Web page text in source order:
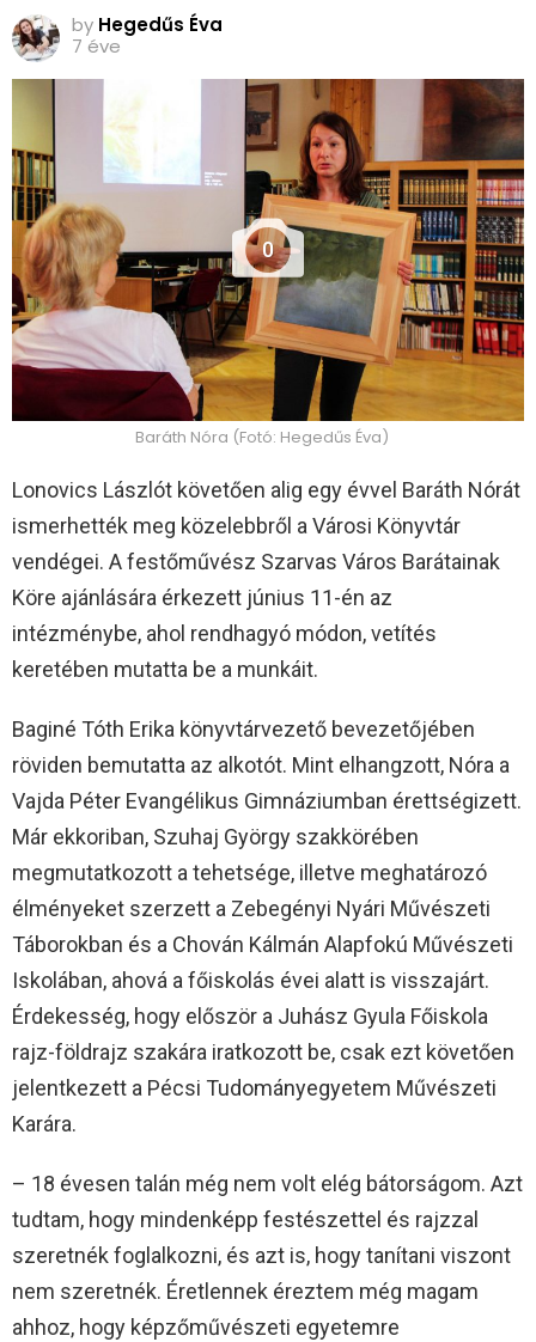
by Hegedűs Éva
7 éve
0
Baráth Nóra (Fotó: Hegedűs Éva)
Lonovics Lászlót követően alig egy évvel Baráth Nórát
ismerhették meg közelebbről a Városi Könyvtár
vendégei. A festőművész Szarvas Város Barátainak
Köre ajánlására érkezett június 11-én az
intézménybe, ahol rendhagyó módon, vetítés
keretében mutatta be a munkáit.
Baginé Tóth Erika könyvtárvezető bevezetőjében
röviden bemutatta az alkotót. Mint elhangzott, Nóra a
Vajda Péter Evangélikus Gimnáziumban érettségizett.
Már ekkoriban, Szuhaj György szakkörében
megmutatkozott a tehetsége, illetve meghatározó
élményeket szerzett a Zebegényi Nyári Művészeti
Táborokban és a Chován Kálmán Alapfokú Művészeti
Iskolában, ahová a főiskolás évei alatt is visszajárt.
Érdekesség, hogy először a Juhász Gyula Főiskola
rajz-földrajz szakára iratkozott be, csak ezt követően
jelentkezett a Pécsi Tudományegyetem Művészeti
Karára.
– 18 évesen talán még nem volt elég bátorságom. Azt
tudtam, hogy mindenképp festészettel és rajzzal
szeretnék foglalkozni, és azt is, hogy tanítani viszont
nem szeretnék. Éretlennek éreztem még magam
ahhoz, hogy képzőművészeti egyetemre